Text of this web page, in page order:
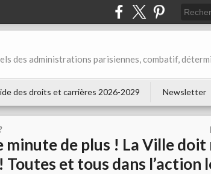
des administrations parisiennes, combatif,
des droits et carrières 2026-2029 Newsletter
minute de plus ! La Ville
Toutes et tous dans l’action